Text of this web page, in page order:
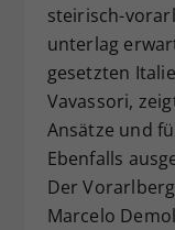
steirisch-
unterlag
gesetzten
Vavassori,
Ansätze und
Ebenfalls
Der
Marcelo